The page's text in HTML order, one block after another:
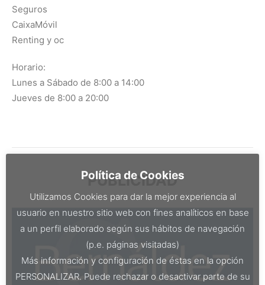
Seguros
CaixaMóvil
Renting y oc
Horario:
Lunes a Sábado de 8:00 a 14:00
Jueves de 8:00 a 20:00
PUBLICIDAD
Política de Cookies
Utilizamos Cookies para dar la mejor experiencia al
usuario en nuestro sitio web con fines analíticos en base
a un perfil elaborado según sus hábitos de navegación
(p.e. páginas visitadas)
Más información y configuración de éstas en la opción
PERSONALIZAR. Puede rechazar o desactivar parte de su